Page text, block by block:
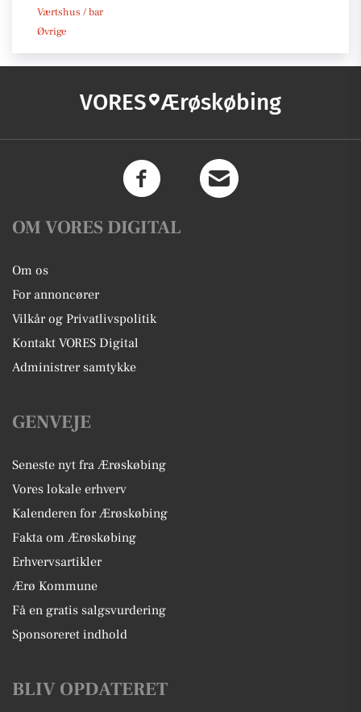
Værtshus / bar
Øvrige
VORES Ærøskøbing
OM VORES DIGITAL
Om os
For annoncører
Vilkår og Privatlivspolitik
Kontakt VORES Digital
Administrer samtykke
GENVEJE
Seneste nyt fra Ærøskøbing
Vores lokale erhverv
Kalenderen for Ærøskøbing
Fakta om Ærøskøbing
Erhvervsartikler
Ærø Kommune
Få en gratis salgsvurdering
Sponsoreret indhold
BLIV OPDATERET